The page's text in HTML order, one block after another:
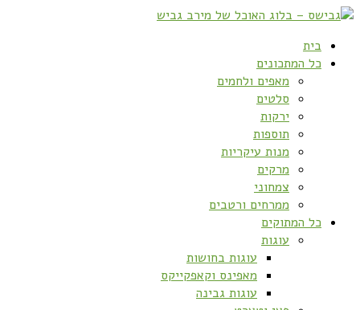
בית
כל המתכונים
מאפים ולחמים
סלטים
ירקות
תוספות
מנות עיקריות
מרקים
צמחוני
ממרחים ורטבים
כל המתוקים
עוגות
עוגות בחושות
מאפינס וקאפקייקס
עוגות גבינה